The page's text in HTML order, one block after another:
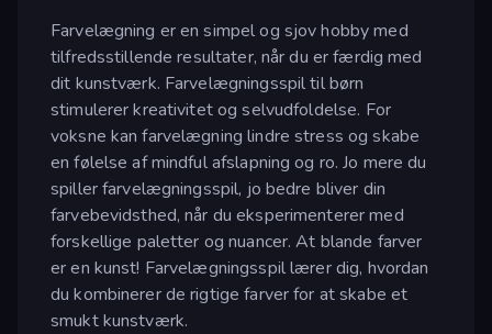
Farvelægning er en simpel og sjov hobby med
tilfredsstillende resultater, når du er færdig med
dit kunstværk. Farvelægningsspil til børn
stimulerer kreativitet og selvudfoldelse. For
voksne kan farvelægning lindre stress og skabe
en følelse af mindful afslapning og ro. Jo mere du
spiller farvelægningsspil, jo bedre bliver din
farvebevidsthed, når du eksperimenterer med
forskellige paletter og nuancer. At blande farver
er en kunst! Farvelægningsspil lærer dig, hvordan
du kombinerer de rigtige farver for at skabe et
smukt kunstværk.